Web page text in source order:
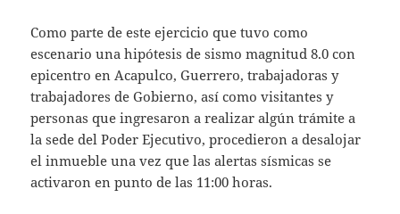
Como parte de este ejercicio que tuvo como
escenario una hipótesis de sismo magnitud 8.0 con
epicentro en Acapulco, Guerrero, trabajadoras y
trabajadores de Gobierno, así como visitantes y
personas que ingresaron a realizar algún trámite a
la sede del Poder Ejecutivo, procedieron a desalojar
el inmueble una vez que las alertas sísmicas se
activaron en punto de las 11:00 horas.